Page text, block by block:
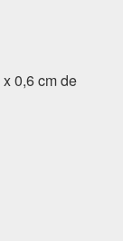
0,6 cm de